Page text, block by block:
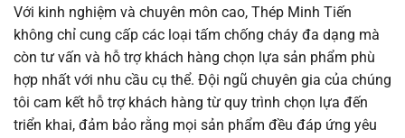
Với kinh nghiệm và chuyên môn cao, Thép Minh Tiến
không chỉ cung cấp các loại tấm chống cháy đa dạng mà
còn tư vấn và hỗ trợ khách hàng chọn lựa sản phẩm phù
hợp nhất với nhu cầu cụ thể. Đội ngũ chuyên gia của chúng
tôi cam kết hỗ trợ khách hàng từ quy trình chọn lựa đến
triển khai, đảm bảo rằng mọi sản phẩm đều đáp ứng yêu